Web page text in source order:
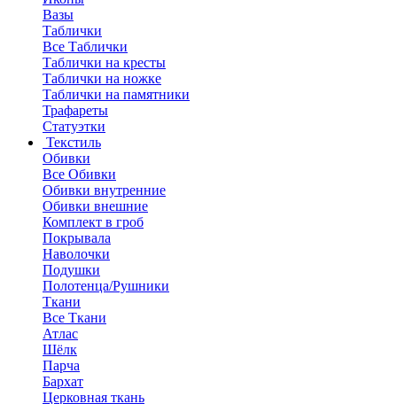
Вазы
Таблички
Все Таблички
Таблички на кресты
Таблички на ножке
Таблички на памятники
Трафареты
Статуэтки
Текстиль
Обивки
Все Обивки
Обивки внутренние
Обивки внешние
Комплект в гроб
Покрывала
Наволочки
Подушки
Полотенца/Рушники
Ткани
Все Ткани
Атлас
Шёлк
Парча
Бархат
Церковная ткань